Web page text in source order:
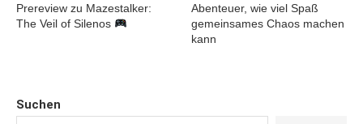
Suchen
Prereview zu Mazestalker:
The Veil of Silenos
Abenteuer, wie viel Spaß
gemeinsames Chaos machen
kann